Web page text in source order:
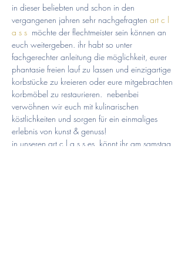
in dieser beliebten und schon in den
vergangenen jahren sehr nachgefragten art c l
a s s möchte der flechtmeister sein können an
euch weitergeben. ihr habt so unter
fachgerechter anleitung die möglichkeit, eurer
phantasie freien lauf zu lassen und einzigartige
korbstücke zu kreieren oder eure mitgebrachten
korbmöbel zu restaurieren.  nebenbei
verwöhnen wir euch mit kulinarischen
köstlichkeiten und sorgen für ein einmaliges
erlebnis von kunst & genuss!
in unseren art c l a s s es  könnt ihr am samstag